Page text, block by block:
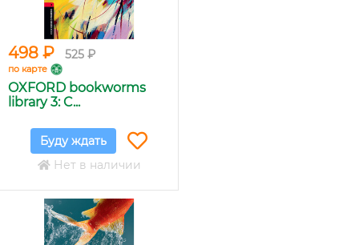
498 ₽ 525 ₽
по карте
OXFORD bookworms
library 3: C...
Буду ждать
Нет в наличии